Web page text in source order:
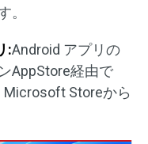
。
:Android アプリの
AppStore経由で
Storeから